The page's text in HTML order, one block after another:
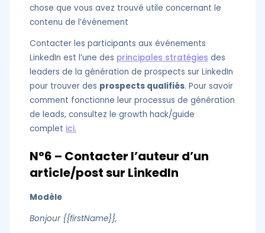
chose que vous avez trouvé utile concernant le
contenu de l’événement
Contacter les participants aux événements
LinkedIn est l’une des principales stratégies des
leaders de la génération de prospects sur LinkedIn
pour trouver des prospects qualifiés. Pour savoir
comment fonctionne leur processus de génération
de leads, consultez le growth hack/guide
complet ici.
N°6 – Contacter l’auteur d’un
article/post sur LinkedIn
Modèle
Bonjour {{firstName}},